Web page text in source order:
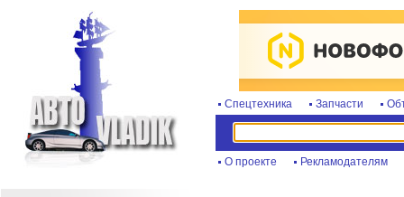
Спецтехника Запчасти
О проекте Рекламодателям